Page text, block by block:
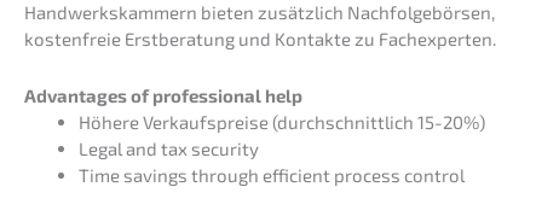
Handwerks­kam­mern bieten zusätz­lich Nachfol­ge­bör­sen,
kosten­freie Erstbe­ra­tung und Kontak­te zu Fachexperten.
Advan­ta­ges of profes­sio­nal help
Höhere Verkaufs­prei­se (durch­schnitt­lich 15-20%)
Legal and tax security
Time savings through effici­ent process control